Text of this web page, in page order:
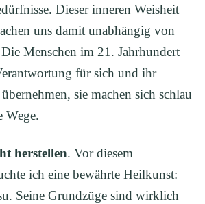
Dieser inneren Weisheit
uns damit unabhängig von
Menschen im 21. Jahrhundert
für sich und ihr
sie machen sich schlau
Wege.
herstellen. Vor diesem
ich eine bewährte Heilkunst:
Seine Grundzüge sind wirklich